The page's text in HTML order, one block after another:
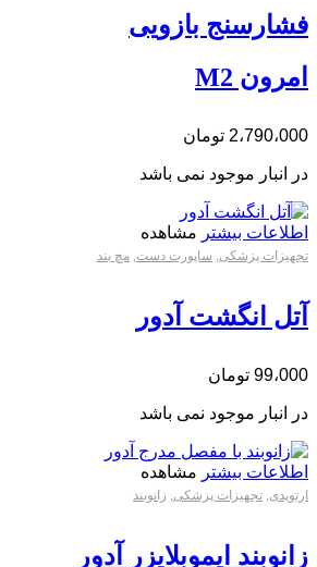
فشارسنج بازویی
امرون M2
2،790،000 تومان
در انبار موجود نمی باشد
اطلاعات بیشتر مشاهده
تجهیزات پزشکی, ساپورت دست, مچ بند
آتل انگشت آدور
99،000 تومان
در انبار موجود نمی باشد
اطلاعات بیشتر مشاهده
ارتوپدی تجهیزات پزشکی زانوبند
زانوبند ایموبلایزر آدور